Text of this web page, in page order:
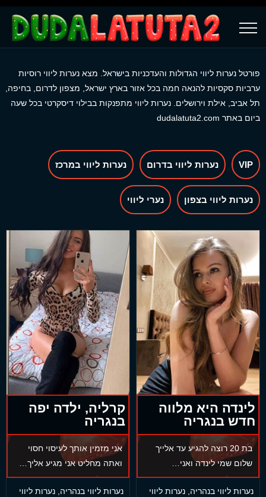
פורטל נערות ליווי הגדולות והעדכניות בישראל. מצא נערות ליווי רוסיות
ערביות סקסיות להנאה חמה בכל אזור בארץ ישראל, מצפון לדרום, בחיפה,
תל אביב, אילת וירושלים. נערות ליווי מתפנקות בבילוי דיסקרטי בכל שעה
ביום באתר dudalatuta2.com
VIP נערות ליווי בדרום נערות ליווי במרכז
נערות ליווי בצפון נערי ליווי
לינדה היא מלווה
חדש בנגריה
בת 20 רוצה להגיע עד אלייך
שלום שמי לינדה ואני…
נערות ליווי בנהריה, נערות ליווי
קרליה, ילדה יפה
בנגריה
אני מזמין אותך לעיסוי חסוי
ואתה מחליט אני מגיע אליך…
נערות ליווי בנהריה, נערות ליווי